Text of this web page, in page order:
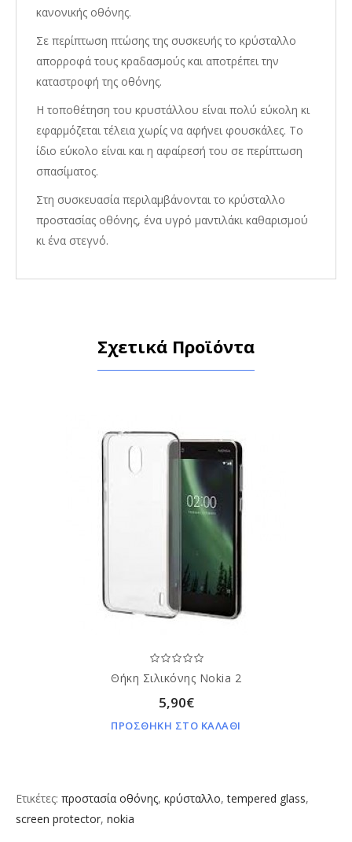
κανονικής οθόνης.
Σε περίπτωση πτώσης της συσκευής το κρύσταλλο
απορροφά τους κραδασμούς και αποτρέπει την
καταστροφή της οθόνης.
Η τοποθέτηση του κρυστάλλου είναι πολύ εύκολη κι
εφαρμόζεται τέλεια χωρίς να αφήνει φουσκάλες. Το
ίδιο εύκολο είναι και η αφαίρεσή του σε περίπτωση
σπασίματος.
Στη συσκευασία περιλαμβάνονται το κρύσταλλο
προστασίας οθόνης, ένα υγρό μαντιλάκι καθαρισμού
κι ένα στεγνό.
Σχετικά Προϊόντα
Θήκη Σιλικόνης Nokia 2
5,90€
ΠΡΟΣΘΗΚΗ ΣΤΟ ΚΑΛΑΘΙ
Ετικέτες: προστασία οθόνης, κρύσταλλο,tempered glass,
screen protector, nokia